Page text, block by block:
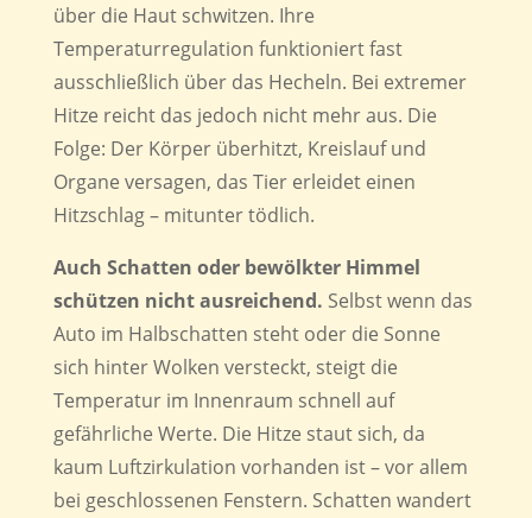
über die Haut schwitzen. Ihre
Temperaturregulation funktioniert fast
ausschließlich über das Hecheln. Bei extremer
Hitze reicht das jedoch nicht mehr aus. Die
Folge: Der Körper überhitzt, Kreislauf und
Organe versagen, das Tier erleidet einen
Hitzschlag – mitunter tödlich.
Auch Schatten oder bewölkter Himmel
schützen nicht ausreichend. Selbst wenn das
Auto im Halbschatten steht oder die Sonne
sich hinter Wolken versteckt, steigt die
Temperatur im Innenraum schnell auf
gefährliche Werte. Die Hitze staut sich, da
kaum Luftzirkulation vorhanden ist – vor allem
bei geschlossenen Fenstern. Schatten wandert